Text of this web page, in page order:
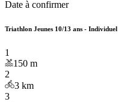
Date à confirmer
Triathlon Jeunes 10/13 ans - Individuel
1
150 m
2
3 km
3